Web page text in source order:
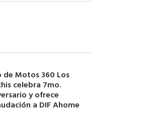
de Motos 360 Los
celebra 7mo.
y ofrece
a DIF Ahome